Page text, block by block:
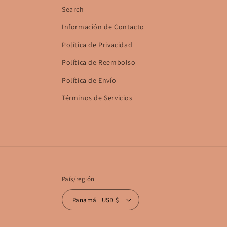
Search
Información de Contacto
Política de Privacidad
Política de Reembolso
Política de Envío
Términos de Servicios
País/región
Panamá | USD $